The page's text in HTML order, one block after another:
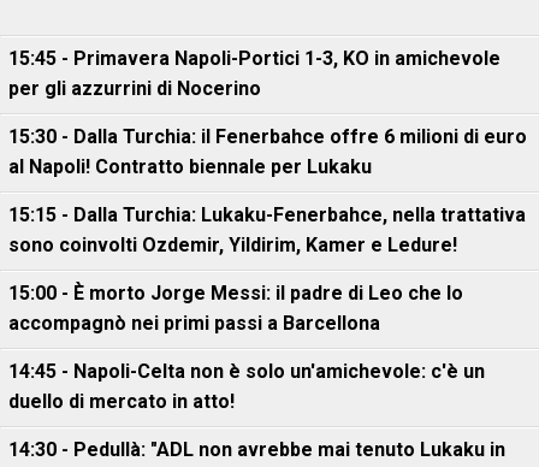
15:45 - Primavera Napoli-Portici 1-3, KO in amichevole
per gli azzurrini di Nocerino
15:30 - Dalla Turchia: il Fenerbahce offre 6 milioni di euro
al Napoli! Contratto biennale per Lukaku
15:15 - Dalla Turchia: Lukaku-Fenerbahce, nella trattativa
sono coinvolti Ozdemir, Yildirim, Kamer e Ledure!
15:00 - È morto Jorge Messi: il padre di Leo che lo
accompagnò nei primi passi a Barcellona
14:45 - Napoli-Celta non è solo un'amichevole: c'è un
duello di mercato in atto!
14:30 - Pedullà: "ADL non avrebbe mai tenuto Lukaku in